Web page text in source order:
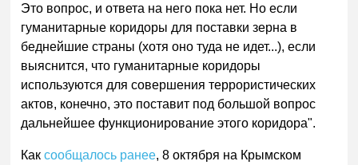
Это вопрос, и ответа на него пока нет. Но если
гуманитарные коридоры для поставки зерна в
беднейшие страны (хотя оно туда не идет...), если
выяснится, что гуманитарные коридоры
используются для совершения террористических
актов, конечно, это поставит под большой вопрос
дальнейшее функционирование этого коридора".
Каксообщалось ранее, 8 октября на Крымском